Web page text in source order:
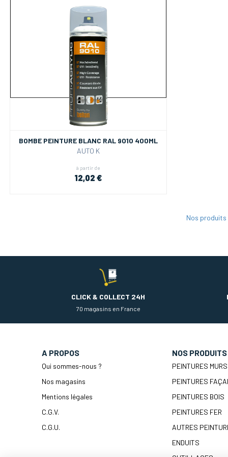
BOMBE PEINTURE BLANC RAL 9010 400ML
AUTO K
à partir de
12,02 €
Nos produits
CLICK & COLLECT 24H
70 magasins en France
A PROPOS
Qui sommes-nous ?
Nos magasins
Mentions légales
C.G.V.
C.G.U.
NOS PRODUITS
PEINTURES
PEINTURES
PEINTURES BOIS
PEINTURES FER
AUTRES
ENDUITS